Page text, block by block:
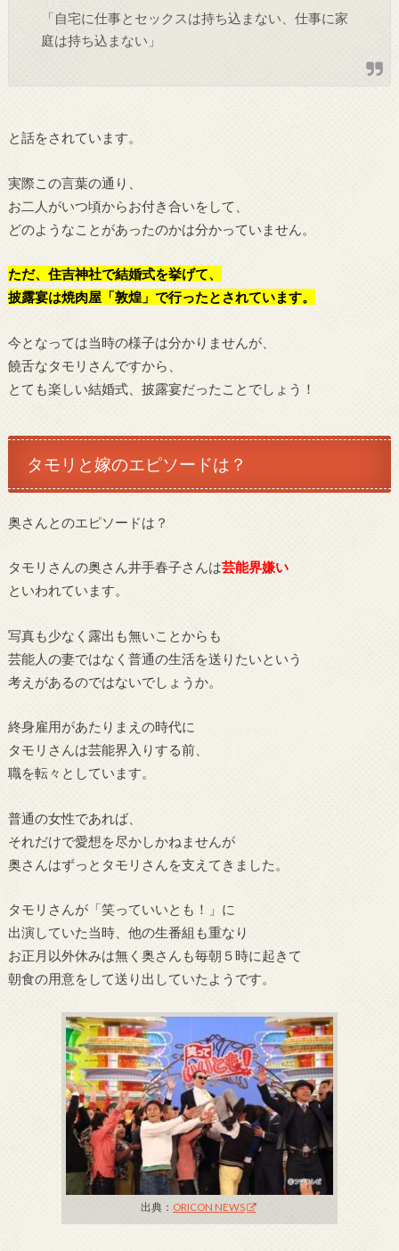
「自宅に仕事とセックスは持ち込まない、仕事に家
庭は持ち込まない」
と話をされています。
実際この言葉の通り、
お二人がいつ頃からお付き合いをして、
どのようなことがあったのかは分かっていません。
ただ、住吉神社で結婚式を挙げて、
披露宴は焼肉屋「敦煌」で行ったとされています。
今となっては当時の様子は分かりませんが、
饒舌なタモリさんですから、
とても楽しい結婚式、披露宴だったことでしょう！
タモリと嫁のエピソードは？
奥さんとのエピソードは？
タモリさんの奥さん井手春子さんは芸能界嫌い
といわれています。
写真も少なく露出も無いことからも
芸能人の妻ではなく普通の生活を送りたいという
考えがあるのではないでしょうか。
終身雇用があたりまえの時代に
タモリさんは芸能界入りする前、
職を転々としています。
普通の女性であれば、
それだけで愛想を尽かしかねませんが
奥さんはずっとタモリさんを支えてきました。
タモリさんが「笑っていいとも！」に
出演していた当時、他の生番組も重なり
お正月以外休みは無く奥さんも毎朝５時に起きて
朝食の用意をして送り出していたようです。
出典： ORICON NEWS